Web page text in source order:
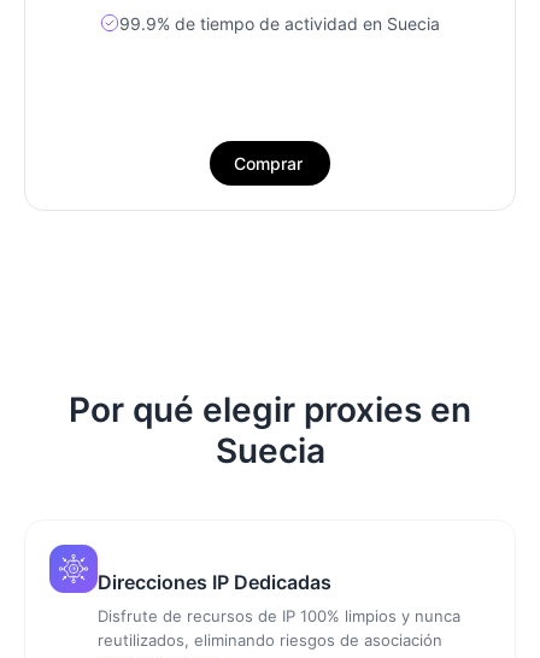
99.9% de tiempo de actividad en Suecia
Comprar
Por qué elegir proxies en
Suecia
Direcciones IP Dedicadas
Disfrute de recursos de IP 100% limpios y nunca
reutilizados, eliminando riesgos de asociación